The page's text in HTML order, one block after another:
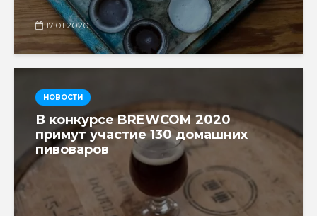
17.01.2020
НОВОСТИ
В конкурсе BREWCOM 2020
примут участие 130 домашних
пивоваров